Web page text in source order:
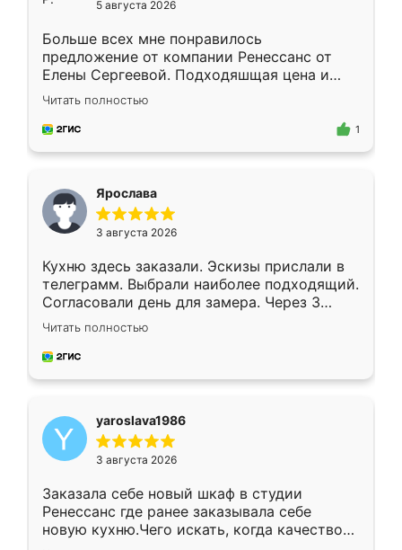
5 августа 2026
Больше всех мне понравилось
предложение от компании Ренессанс от
Елены Сергеевой. Подходяшщая цена и
короткие сроки изготовления. Приехавший
для замера сотрудник Владислав
предложил по моему эскизу самый
Читать полностью
1
Ярослава
3 августа 2026
Кухню здесь заказали. Эскизы прислали в
телеграмм. Выбрали наиболее подходящий.
Согласовали день для замера. Через 3
недели кухня была уже готова. Остались
довольны работой. Спасибо Ренессанс
мебель за качественную работу!
Читать полностью
yaroslava1986
3 августа 2026
Заказала себе новый шкаф в студии
Ренессанс где ранее заказывала себе
новую кухню.Чего искать, когда качеством